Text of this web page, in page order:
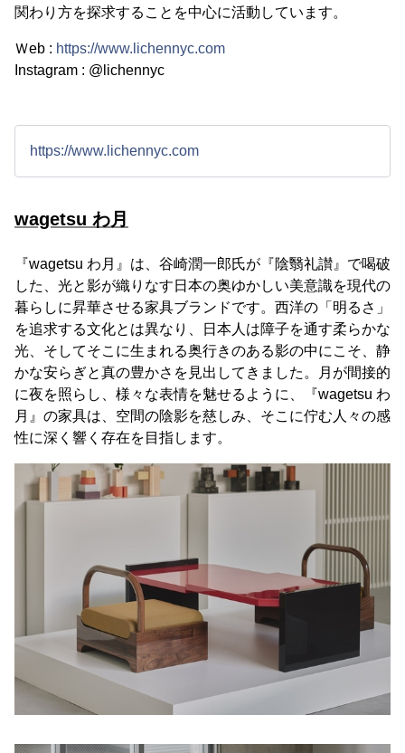
関わり方を探求することを中心に活動しています。
Ｗeb : https://www.lichennyc.com
Instagram : @lichennyc
https://www.lichennyc.com
wagetsu わ月
『wagetsu わ月』は、谷崎潤一郎氏が『陰翳礼讃』で喝破
した、光と影が織りなす日本の奥ゆかしい美意識を現代の
暮らしに昇華させる家具ブランドです。西洋の「明るさ」
を追求する文化とは異なり、日本人は障子を通す柔らかな
光、そしてそこに生まれる奥行きのある影の中にこそ、静
かな安らぎと真の豊かさを見出してきました。月が間接的
に夜を照らし、様々な表情を魅せるように、『wagetsu わ
月』の家具は、空間の陰影を慈しみ、そこに佇む人々の感
性に深く響く存在を目指します。